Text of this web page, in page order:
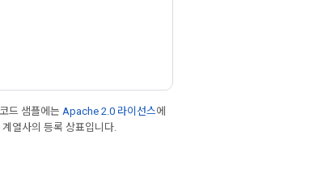
드 샘플에는 Apache 2.0 라이선스에
열사의 등록 상표입니다.